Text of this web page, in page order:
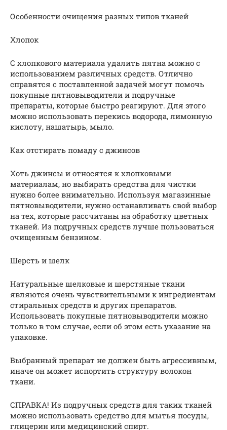
Особенности очищения разных типов тканей
Хлопок
С хлопкового материала удалить пятна можно с
использованием различных средств. Отлично
справятся с поставленной задачей могут помочь
покупные пятновыводители и подручные
препараты, которые быстро реагируют. Для этого
можно использовать перекись водорода, лимонную
кислоту, нашатырь, мыло.
Как отстирать помаду с джинсов
Хоть джинсы и относятся к хлопковыми
материалам, но выбирать средства для чистки
нужно более внимательно. Используя магазинные
пятновыводители, нужно останавливать свой выбор
на тех, которые рассчитаны на обработку цветных
тканей. Из подручных средств лучше пользоваться
очищенным бензином.
Шерсть и шелк
Натуральные шелковые и шерстяные ткани
являются очень чувствительными к ингредиентам
стиральных средств и других препаратов.
Использовать покупные пятновыводители можно
только в том случае, если об этом есть указание на
упаковке.
Выбранный препарат не должен быть агрессивным,
иначе он может испортить структуру волокон
ткани.
СПРАВКА! Из подручных средств для таких тканей
можно использовать средство для мытья посуды,
глицерин или медицинский спирт.